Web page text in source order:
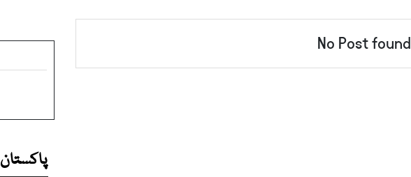
No Post found
پاکستان